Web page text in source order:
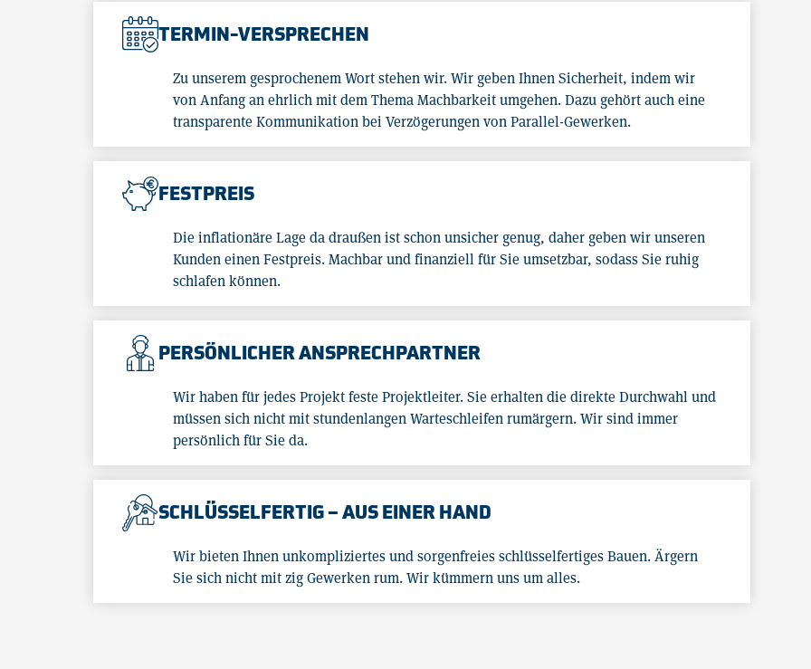
TERMIN-VERSPRECHEN
Zu unserem gesprochenem Wort stehen wir. Wir geben Ihnen Sicherheit, indem wir
von Anfang an ehrlich mit dem Thema Machbarkeit umgehen. Dazu gehört auch eine
transparente Kommunikation bei Verzögerungen von Parallel-Gewerken.
FESTPREIS
Die inflationäre Lage da draußen ist schon unsicher genug, daher geben wir unseren
Kunden einen Festpreis. Machbar und finanziell für Sie umsetzbar, sodass Sie ruhig
schlafen können.
PERSÖNLICHER ANSPRECHPARTNER
Wir haben für jedes Projekt feste Projektleiter. Sie erhalten die direkte Durchwahl und
müssen sich nicht mit stundenlangen Warteschleifen rumärgern. Wir sind immer
persönlich für Sie da.
SCHLÜSSELFERTIG – AUS EINER HAND
Wir bieten Ihnen unkompliziertes und sorgenfreies schlüsselfertiges Bauen. Ärgern
Sie sich nicht mit zig Gewerken rum. Wir kümmern uns um alles.